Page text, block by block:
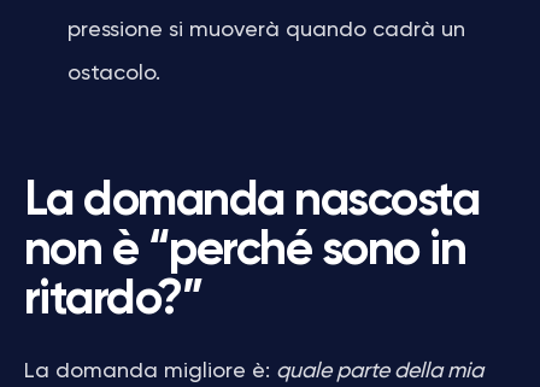
pressione si muoverà quando cadrà un
ostacolo.
La domanda nascosta
non è “perché sono in
ritardo?”
La domanda migliore è: quale parte della mia